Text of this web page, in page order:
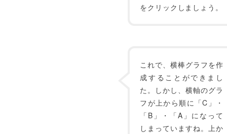
をクリックしましょう。
これで、横棒グラフを作
成することができまし
た。しかし、横軸のグラ
フが上から順に「C」・
「B」・「A」になって
しまっていますね。上か